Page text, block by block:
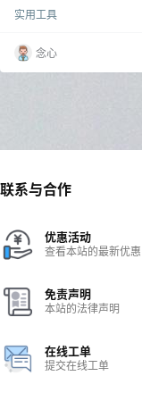
发出来的软件，它可以帮
键，支持各种主题，支持
功能，可以大大提高您的
支持修改界面右侧项目布
实用工具
念心
联系与合作
优惠活动
查看本站的最新优惠
免责声明
本站的法律声明
在线工单
提交在线工单